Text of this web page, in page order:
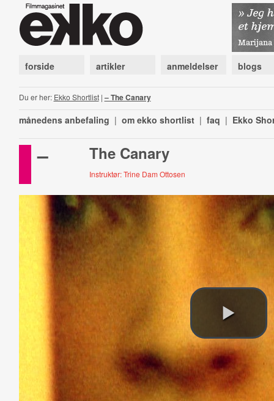
forside artikler anmeldelser blogs
Du er her: Ekko Shortlist| – The Canary
månedens anbefaling | om ekko shortlist | faq | Ekko
– The Canary
Instruktør: Trine Dam Ottosen